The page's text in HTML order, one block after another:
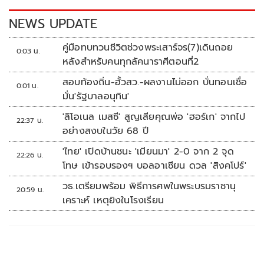
k k
NEWS UPDATE
0:03 น.
คู่มือทบทวนชีวิตช่วงพระเสาร์จร(7)เดินถอย
หลังสำหรับคนทุกลัคนาราศีตอนที่2
0:01 น.
สอบท้องถิ่น-ฮั้วสว.-ผลงานไม่ออก บั่นทอนเชื่อ
มั่น'รัฐบาลอนุทิน'
22:37 น.
'ลิโอเนล เมสซี' สูญเสียคุณพ่อ 'ฮอร์เก' จากไป
อย่างสงบในวัย 68 ปี
22:26 น.
'ไทย' เปิดบ้านชนะ 'เมียนมา' 2-0 จาก 2 จุด
โทษ เข้ารอบรองฯ บอลอาเซียน ดวล 'สิงคโปร์'
20:59 น.
วธ.เตรียมพร้อม พิธีการศพในพระบรมราชานุ
เคราะห์ เหตุยิงในโรงเรียน